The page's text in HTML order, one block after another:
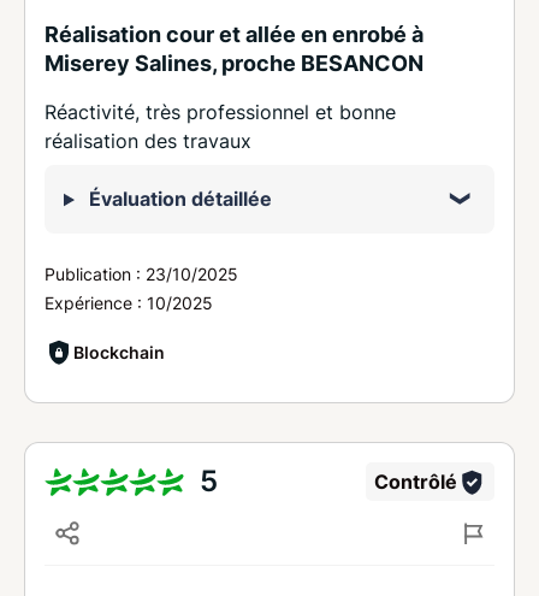
Réalisation cour et allée en enrobé à
Miserey Salines, proche BESANCON
Réactivité, très professionnel et bonne
réalisation des travaux
Évaluation détaillée
Publication : 23/10/2025
Expérience : 10/2025
Blockchain
5 Contrôlé